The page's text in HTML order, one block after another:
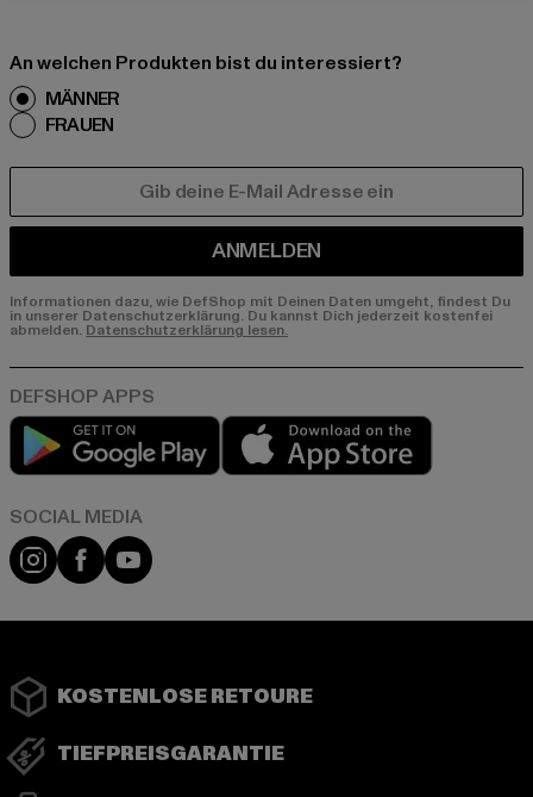
An welchen Produkten bist du interessiert?
MÄNNER
FRAUEN
ANMELDEN
Informationen dazu, wie DefShop mit Deinen Daten umgeht, findest Du
in unserer Datenschutzerklärung. Du kannst Dich jederzeit kostenfei
abmelden. Datenschutzerklärung lesen.
Play market
Instagram
FacebookYouTube
KOSTENLOSE RETOURE
TIEFPREISGARANTIE